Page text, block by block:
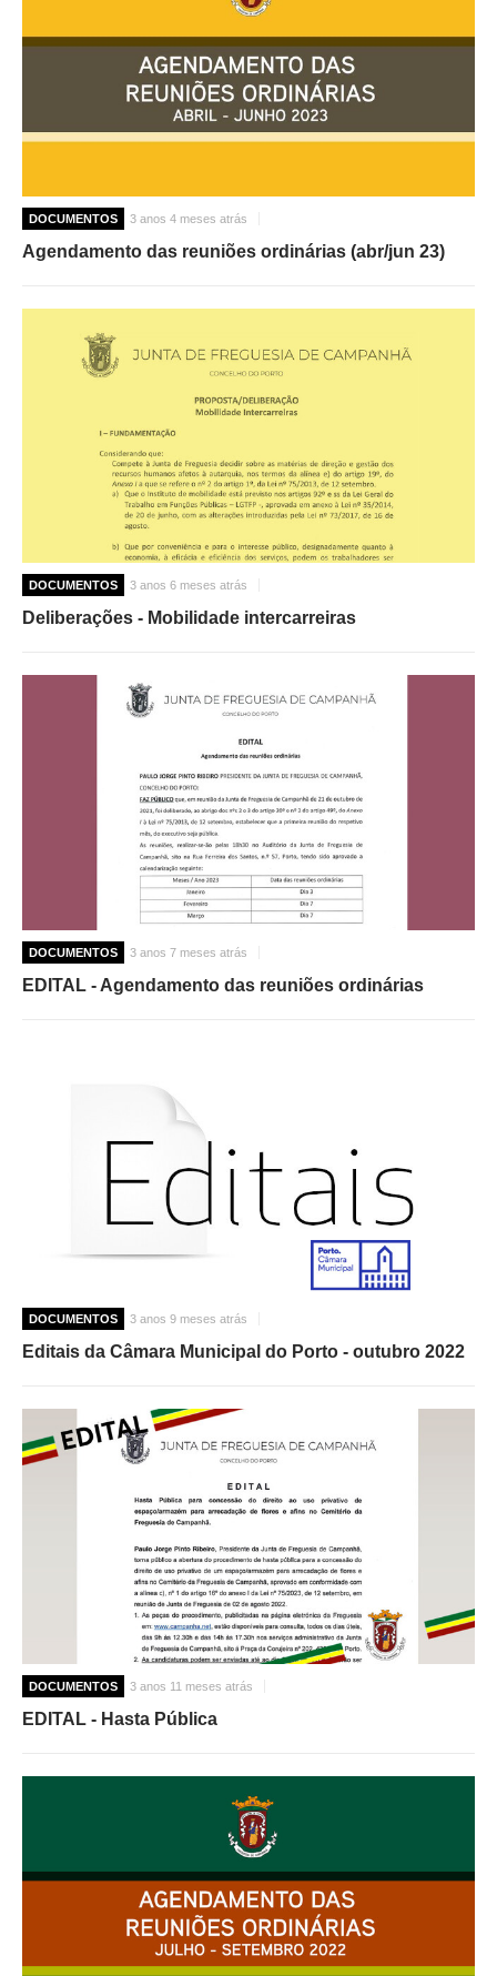
DOCUMENTOS 3 anos 4 meses atrás
Agendamento das reuniões ordinárias (abr/jun 23)
DOCUMENTOS 3 anos 6 meses atrás
Deliberações - Mobilidade intercarreiras
DOCUMENTOS 3 anos 7 meses atrás
EDITAL - Agendamento das reuniões ordinárias
DOCUMENTOS 3 anos 9 meses atrás
Editais da Câmara Municipal do Porto - outubro 2022
DOCUMENTOS 3 anos 11 meses atrás
EDITAL - Hasta Pública